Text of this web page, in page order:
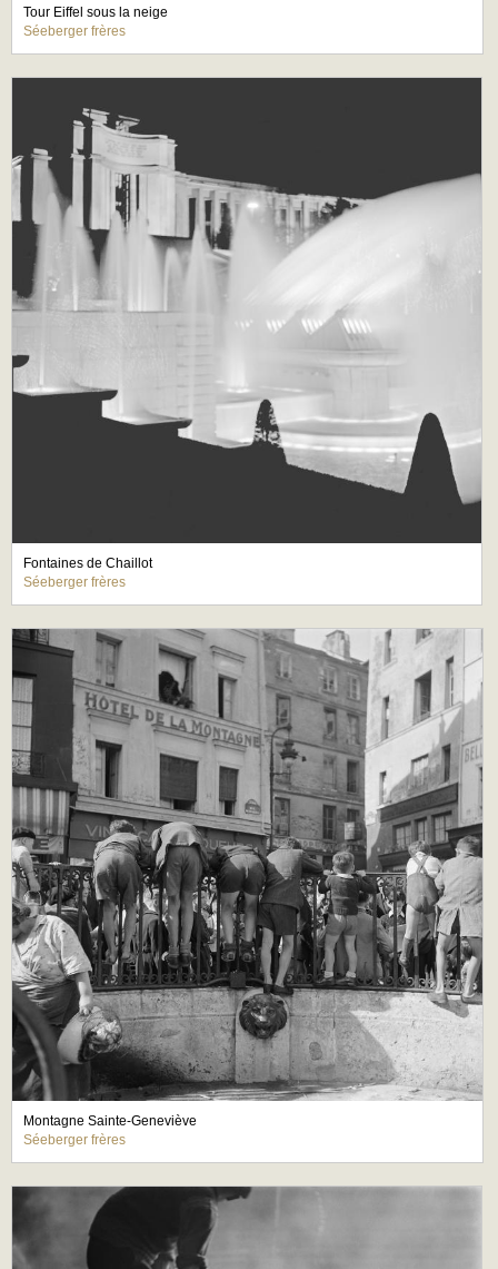
Tour Eiffel sous la neige
Séeberger frères
Fontaines de Chaillot
Séeberger frères
Montagne Sainte-Geneviève
Séeberger frères